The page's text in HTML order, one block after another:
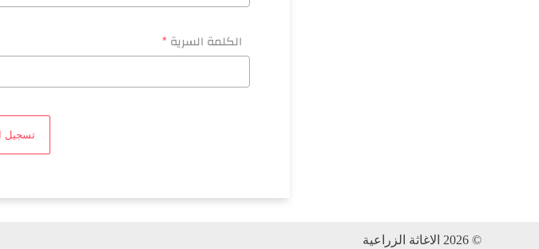
الكلمة السرية *
© 2026 الاغاثة الزراعية